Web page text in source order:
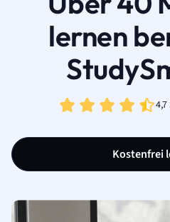
lernen
Kostenfrei